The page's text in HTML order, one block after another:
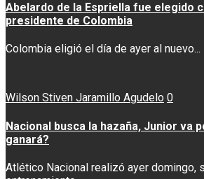
Abelardo de la Espriella fue elegido
presidente de Colombia
Colombia eligió el día de ayer al nuevo...
Wilson Stiven Jaramillo Agudelo 0
Nacional busca la hazaña, Junior va
ganará?
Atlético Nacional realizó ayer domingo,